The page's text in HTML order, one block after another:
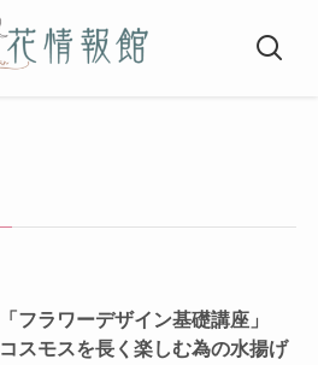
「フラワーデザイン基礎講座」
コスモスを長く楽しむ為の水揚げ